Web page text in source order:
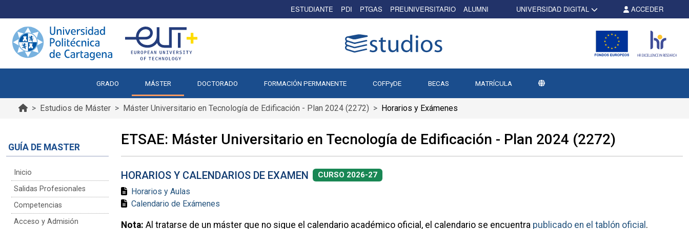
ESTUDIANTE PDI PTGAS PREUNIVERSITARIO ALUMNI UNIVERSIDAD DIGITAL ACCEDER
GRADO MÁSTER DOCTORADO FORMACIÓN PERMANENTE COFPyDE BECAS MATRÍCULA
Estudios de Máster Máster Universitario en Tecnología de Edificación - Plan 2024 (2272) Horarios y Exámenes
GUÍA DE MASTER
Inicio
Salidas Profesionales
Competencias
Acceso y Admisión
ETSAE: Máster Universitario en Tecnología de Edificación - Plan 2024 (2272)
HORARIOS Y CALENDARIOS DE EXAMEN CURSO 2026-27
Horarios y Aulas
Calendario de Exámenes
Nota: Al tratarse de un máster que no sigue el calendario académico oficial, el calendario se encuentra publicado en el tablón oficial .